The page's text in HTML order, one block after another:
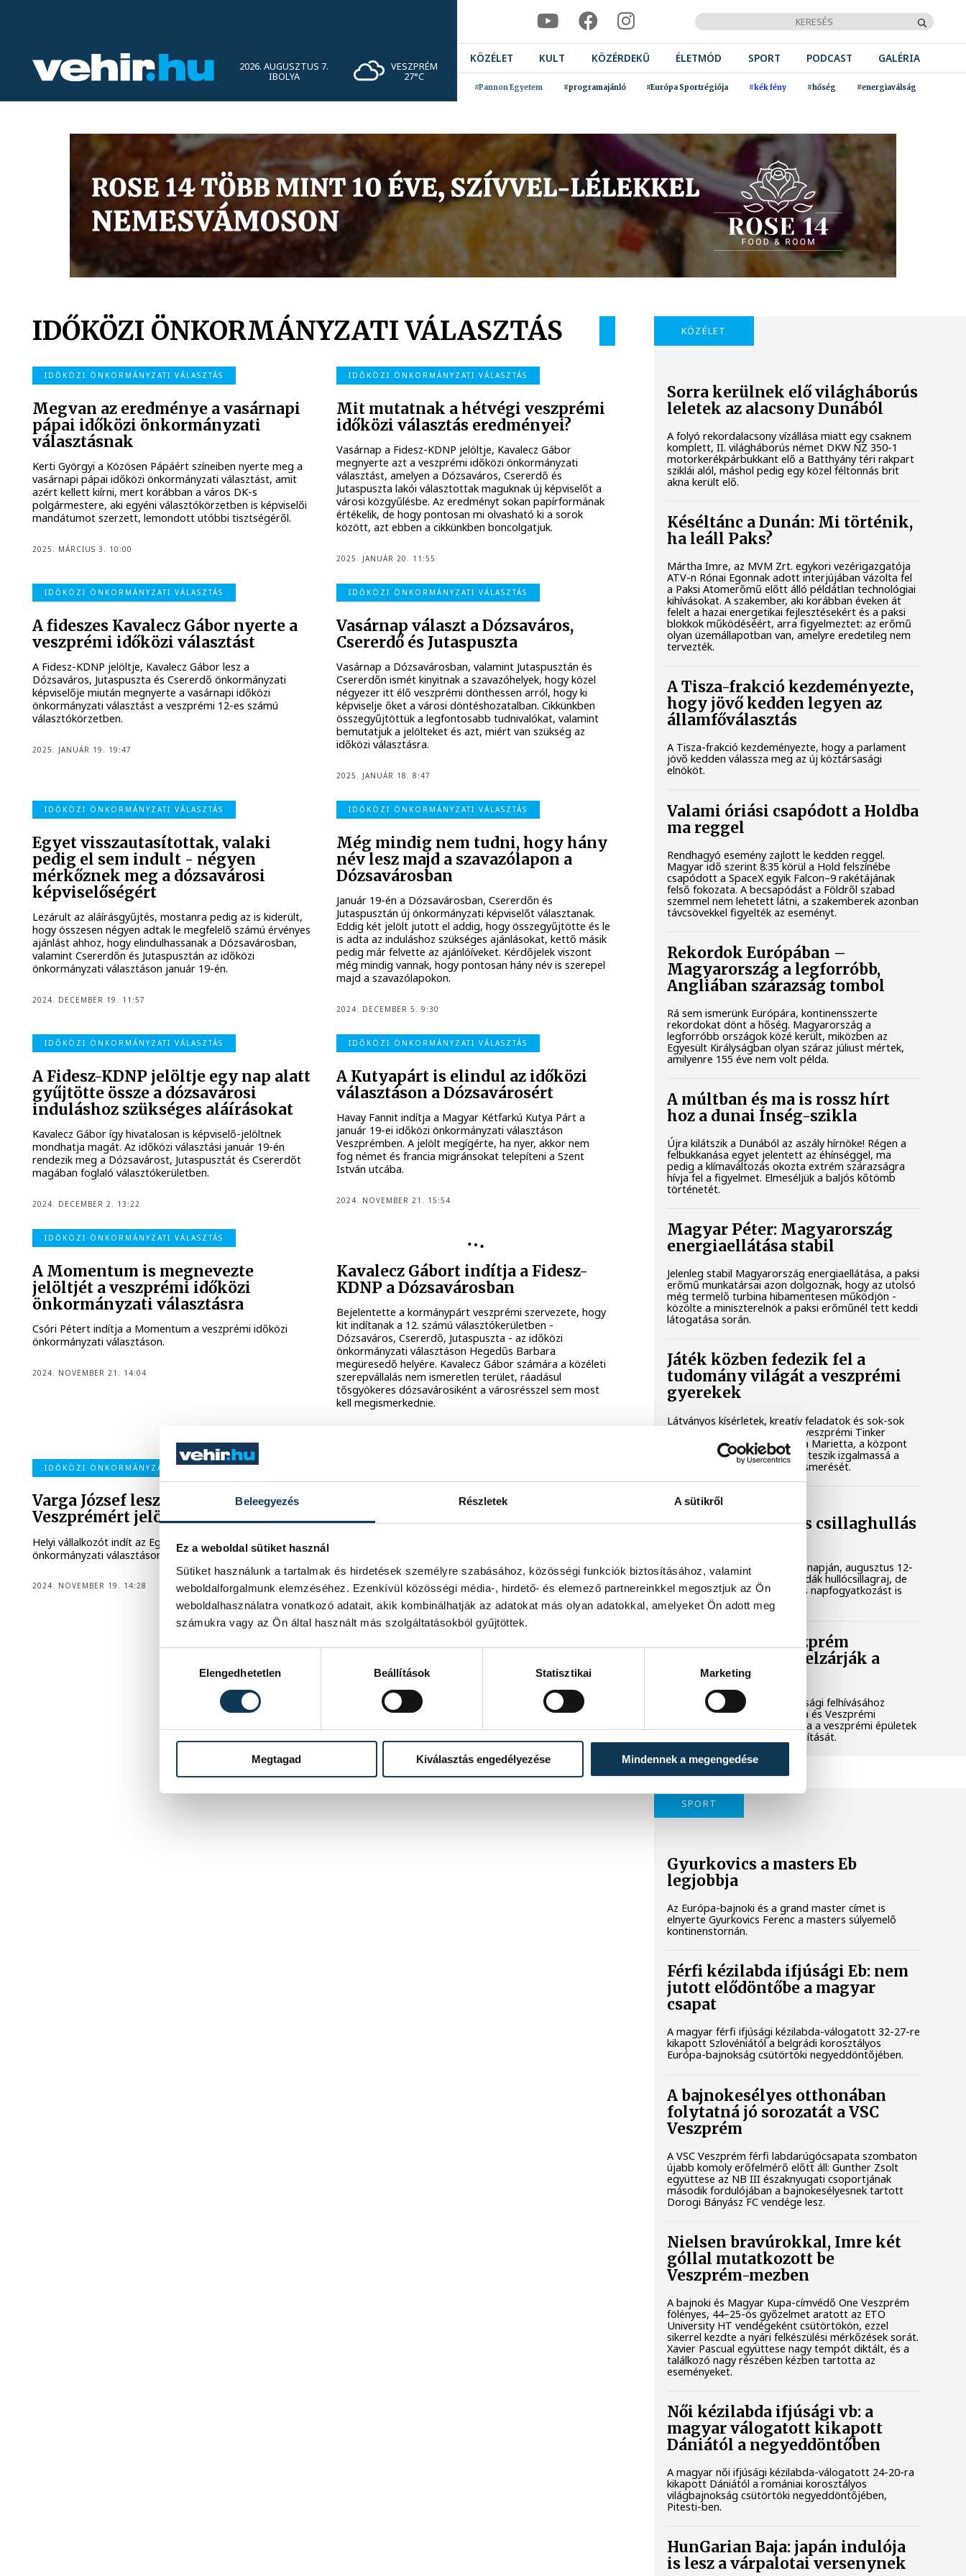
Beleegyezés Részletek A sütikről
Ez a weboldal sütiket használ
Sütiket használunk a tartalmak és hirdetések személyre szabásához, közösségi funkciók biztosításához, valamint
weboldalforgalmunk elemzéséhez. Ezenkívül közösségi média-, hirdető- és elemező partnereinkkel megosztjuk az Ön
weboldalhasználatra vonatkozó adatait, akik kombinálhatják az adatokat más olyan adatokkal, amelyeket Ön adott meg
számukra vagy az Ön által használt más szolgáltatásokból gyűjtöttek.
Elengedhetetlen
Beállítások Statisztikai Marketing
Megtagad Kiválasztás engedélyezése Mindennek a megengedése
2026. AUGUSZTUS 7.
IBOLYA
VESZPRÉM
27°C
KÖZÉLET KULT KÖZÉRDEKŰ ÉLETMÓD SPORT PODCAST GALÉRIA
#Pannon Egyetem #programajánló #Európa Sportrégiója #kék fény #hőség #energiaválság
IDŐKÖZI ÖNKORMÁNYZATI VÁLASZTÁS
IDŐKÖZI ÖNKORMÁNYZATI VÁLASZTÁS
Megvan az eredménye a vasárnapi
pápai időközi önkormányzati
választásnak
Kerti Györgyi a Közösen Pápáért színeiben nyerte meg a
vasárnapi pápai időközi önkormányzati választást, amit
azért kellett kiírni, mert korábban a város DK-s
polgármestere, aki egyéni választókörzetben is képviselői
mandátumot szerzett, lemondott utóbbi tisztségéről.
2025. MÁRCIUS 3. 10:00
IDŐKÖZI ÖNKORMÁNYZATI VÁLASZTÁS
Mit mutatnak a hétvégi veszprémi
időközi választás eredményei?
Vasárnap a Fidesz-KDNP jelöltje, Kavalecz Gábor
megnyerte azt a veszprémi időközi önkormányzati
választást, amelyen a Dózsaváros, Csererdő és
Jutaspuszta lakói választottak maguknak új képviselőt a
városi közgyűlésbe. Az eredményt sokan papírformának
értékelik, de hogy pontosan mi olvasható ki a sorok
között, azt ebben a cikkünkben boncolgatjuk.
2025. JANUÁR 20. 11:55
IDŐKÖZI ÖNKORMÁNYZATI VÁLASZTÁS
A fideszes Kavalecz Gábor nyerte a
veszprémi időközi választást
A Fidesz-KDNP jelöltje, Kavalecz Gábor lesz a
Dózsaváros, Jutaspuszta és Csererdő önkormányzati
képviselője miután megnyerte a vasárnapi időközi
önkormányzati választást a veszprémi 12-es számú
választókörzetben.
2025. JANUÁR 19. 19:47
IDŐKÖZI ÖNKORMÁNYZATI VÁLASZTÁS
Vasárnap választ a Dózsaváros,
Csererdő és Jutaspuszta
Vasárnap a Dózsavárosban, valamint Jutaspusztán és
Csererdőn ismét kinyitnak a szavazóhelyek, hogy közel
négyezer itt élő veszprémi dönthessen arról, hogy ki
képviselje őket a városi döntéshozatalban. Cikkünkben
összegyűjtöttük a legfontosabb tudnivalókat, valamint
bemutatjuk a jelölteket és azt, miért van szükség az
időközi választásra.
2025. JANUÁR 18. 8:47
IDŐKÖZI ÖNKORMÁNYZATI VÁLASZTÁS
Egyet visszautasítottak, valaki
pedig el sem indult - négyen
mérkőznek meg a dózsavárosi
képviselőségért
Lezárult az aláírásgyűjtés, mostanra pedig az is kiderült,
hogy összesen négyen adtak le megfelelő számú érvényes
ajánlást ahhoz, hogy elindulhassanak a Dózsavárosban,
valamint Csererdőn és Jutaspusztán az időközi
önkormányzati választáson január 19-én.
2024. DECEMBER 19. 11:57
IDŐKÖZI ÖNKORMÁNYZATI VÁLASZTÁS
Még mindig nem tudni, hogy hány
név lesz majd a szavazólapon a
Dózsavárosban
Január 19-én a Dózsavárosban, Csererdőn és
Jutaspusztán új önkormányzati képviselőt választanak.
Eddig két jelölt jutott el addig, hogy összegyűjtötte és le
is adta az induláshoz szükséges ajánlásokat, kettő másik
pedig már felvette az ajánlóíveket. Kérdőjelek viszont
még mindig vannak, hogy pontosan hány név is szerepel
majd a szavazólapokon.
2024. DECEMBER 5. 9:30
IDŐKÖZI ÖNKORMÁNYZATI VÁLASZTÁS
A Fidesz-KDNP jelöltje egy nap alatt
gyűjtötte össze a dózsavárosi
induláshoz szükséges aláírásokat
Kavalecz Gábor így hivatalosan is képviselő-jelöltnek
mondhatja magát. Az időközi választási január 19-én
rendezik meg a Dózsavárost, Jutaspusztát és Csererdőt
magában foglaló választókerületben.
2024. DECEMBER 2. 13:22
IDŐKÖZI ÖNKORMÁNYZATI VÁLASZTÁS
A Kutyapárt is elindul az időközi
választáson a Dózsavárosért
Havay Fannit indítja a Magyar Kétfarkú Kutya Párt a
január 19-ei időközi önkormányzati választáson
Veszprémben. A jelölt megígérte, ha nyer, akkor nem
fog német és francia migránsokat telepíteni a Szent
István utcába.
2024. NOVEMBER 21. 15:54
IDŐKÖZI ÖNKORMÁNYZATI VÁLASZTÁS
A Momentum is megnevezte
jelöltjét a veszprémi időközi
önkormányzati választásra
Csóri Pétert indítja a Momentum a veszprémi időközi
önkormányzati választáson.
2024. NOVEMBER 21. 14:04
Kavalecz Gábort indítja a Fidesz-
KDNP a Dózsavárosban
Bejelentette a kormánypárt veszprémi szervezete, hogy
kit indítanak a 12. számú választókerületben -
Dózsaváros, Csererdő, Jutaspuszta - az időközi
önkormányzati választáson Hegedűs Barbara
megüresedő helyére. Kavalecz Gábor számára a közéleti
szerepvállalás nem ismeretlen terület, ráadásul
tősgyökeres dózsavárosiként a városrésszel sem most
kell megismerkednie.
IDŐKÖZI ÖNKORMÁNYZATI VÁLASZTÁS
Varga József lesz az Együtt
Veszprémért jelöltje
Helyi vállalkozót indít az Együtt Veszprémért az időközi
önkormányzati választáson január 19-én.
2024. NOVEMBER 19. 14:28
Január 19-én a dózsavárosiak újra
szavazhatnak képviselőjükről
választókörzetében – Dózsaváros, Csererdő és
Jutaspuszta – az időközi önkormányzati választást, amit
azért kell megtartani, mert Hegedűs Barbara, a
városrész eddigi képviselője immáron a magyar
országgyűlés Fidesz-KDNP frakciójában dolgozik tovább.
2024. NOVEMBER 8. 11:15
KÖZÉLET
Sorra kerülnek elő világháborús
leletek az alacsony Dunából
A folyó rekordalacsony vízállása miatt egy csaknem
komplett, II. világháborús német DKW NZ 350-1
motorkerékpárbukkant elő a Batthyány téri rakpart
sziklái alól, máshol pedig egy közel féltonnás brit
akna került elő.
Késéltánc a Dunán: Mi történik,
ha leáll Paks?
Mártha Imre, az MVM Zrt. egykori vezérigazgatója
ATV-n Rónai Egonnak adott interjújában vázolta fel
a Paksi Atomerőmű előtt álló példátlan technológiai
kihívásokat. A szakember, aki korábban éveken át
felelt a hazai energetikai fejlesztésekért és a paksi
blokkok működéséért, arra figyelmeztet: az erőmű
olyan üzemállapotban van, amelyre eredetileg nem
tervezték.
A Tisza-frakció kezdeményezte,
hogy jövő kedden legyen az
államfőválasztás
A Tisza-frakció kezdeményezte, hogy a parlament
jövő kedden válassza meg az új köztársasági
elnököt.
Valami óriási csapódott a Holdba
ma reggel
Rendhagyó esemény zajlott le kedden reggel.
Magyar idő szerint 8:35 körül a Hold felszínébe
csapódott a SpaceX egyik Falcon–9 rakétájának
felső fokozata. A becsapódást a Földről szabad
szemmel nem lehetett látni, a szakemberek azonban
távcsövekkel figyelték az eseményt.
Rekordok Európában –
Magyarország a legforróbb,
Angliában szárazság tombol
Rá sem ismerünk Európára, kontinensszerte
rekordokat dönt a hőség. Magyarország a
legforróbb országok közé került, miközben az
Egyesült Királyságban olyan száraz júliust mértek,
amilyenre 155 éve nem volt példa.
A múltban és ma is rossz hírt
hoz a dunai Ínség-szikla
Újra kilátszik a Dunából az aszály hírnöke! Régen a
felbukkanása egyet jelentett az éhínséggel, ma
pedig a klímaváltozás okozta extrém szárazságra
hívja fel a figyelmet. Elmeséljük a baljós kőtömb
történetét.
Magyar Péter: Magyarország
energiaellátása stabil
Jelenleg stabil Magyarország energiaellátása, a paksi
erőmű munkatársai azon dolgoznak, hogy az utolsó
még termelő turbina hibamentesen működjön -
közölte a miniszterelnök a paksi erőműnél tett keddi
látogatása során.
Játék közben fedezik fel a
tudomány világát a veszprémi
gyerekek
Látványos kísérletek, kreatív feladatok és sok-sok
élmény várja a gyerekeket a veszprémi Tinker
Labsben. Videónkban Balassa Marietta, a központ
vezetője mutatja be, hogyan teszik izgalmassá a
természettudományok megismerését.
Augusztus 12-én
napfogyatkozás és csillaghullás
Az év legsűrűbb csillagászati napján, augusztus 12-
én éjjel tetőzik majd a Perseidák hullócsillagraj, de
ugyanezen a napon részleges napfogyatkozást is
meg lehet majd figyelni.
Lekapcsolják Veszprém
díszkivilágítását, elzárják a
szökőkutakat
A kormány energiatakarékossági felhívásához
csatlakozva Veszprém városa és Veszprémi
Főegyházmegye is lekapcsolta a veszprémi épületek
és nevezetességek díszkivilágítását.
SPORT
Gyurkovics a masters Eb
legjobbja
Az Európa-bajnoki és a grand master címet is
elnyerte Gyurkovics Ferenc a masters súlyemelő
kontinenstornán.
Férfi kézilabda ifjúsági Eb: nem
jutott elődöntőbe a magyar
csapat
A magyar férfi ifjúsági kézilabda-válogatott 32-27-re
kikapott Szlovéniától a belgrádi korosztályos
Európa-bajnokság csütörtöki negyeddöntőjében.
A bajnokesélyes otthonában
folytatná jó sorozatát a VSC
Veszprém
A VSC Veszprém férfi labdarúgócsapata szombaton
újabb komoly erőfelmérő előtt áll: Gunther Zsolt
együttese az NB III északnyugati csoportjának
második fordulójában a bajnokesélyesnek tartott
Dorogi Bányász FC vendége lesz.
Nielsen bravúrokkal, Imre két
góllal mutatkozott be
Veszprém-mezben
A bajnoki és Magyar Kupa-címvédő One Veszprém
fölényes, 44–25-ös győzelmet aratott az ETO
University HT vendégeként csütörtökön, ezzel
sikerrel kezdte a nyári felkészülési mérkőzések sorát.
Xavier Pascual együttese nagy tempót diktált, és a
találkozó nagy részében kézben tartotta az
eseményeket.
Női kézilabda ifjúsági vb: a
magyar válogatott kikapott
Dániától a negyeddöntőben
A magyar női ifjúsági kézilabda-válogatott 24-20-ra
kikapott Dániától a romániai korosztályos
világbajnokság csütörtöki negyeddöntőjében,
Pitesti-ben.
HunGarian Baja: japán indulója
is lesz a várpalotai versenynek